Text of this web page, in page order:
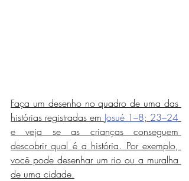
Faça um desenho no quadro de uma das
histórias registradas em Josué 1–8; 23–24
e veja se as crianças conseguem
descobrir qual é a história. Por exemplo,
você pode desenhar um rio ou a muralha
de uma cidade.